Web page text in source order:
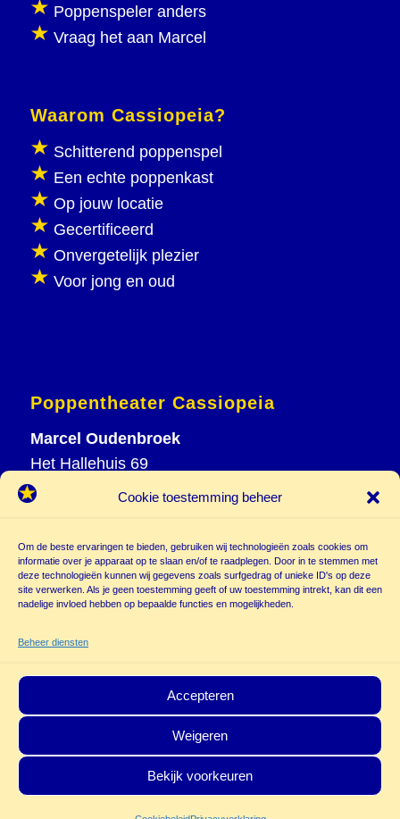
Cookie toestemming beheer
Om de beste ervaringen te bieden, gebruiken wij technologieën zoals cookies om
informatie over je apparaat op te slaan en/of te raadplegen. Door in te stemmen met
deze technologieën kunnen wij gegevens zoals surfgedrag of unieke ID's op deze
site verwerken. Als je geen toestemming geeft of uw toestemming intrekt, kan dit een
nadelige invloed hebben op bepaalde functies en mogelijkheden.
Beheer diensten
Accepteren
Weigeren
Bekijk voorkeuren
Poppenspeler anders
Vraag het aan Marcel
Waarom Cassiopeia?
Schitterend poppenspel
Een echte poppenkast
Op jouw locatie
Gecertificeerd
Onvergetelijk plezier
Voor jong en oud
Poppentheater Cassiopeia
Marcel Oudenbroek
Het Hallehuis 69
3823 VH Amersfoort
M 06 20 26 94 61
info@
poppentheatercassiopeia.nl
© Copyright - Poppentheater Cassiopeia | Deze site is beschermd door
reCAPTCHA and the GooglePrivacy PolicyenTerms of Servicezijn van